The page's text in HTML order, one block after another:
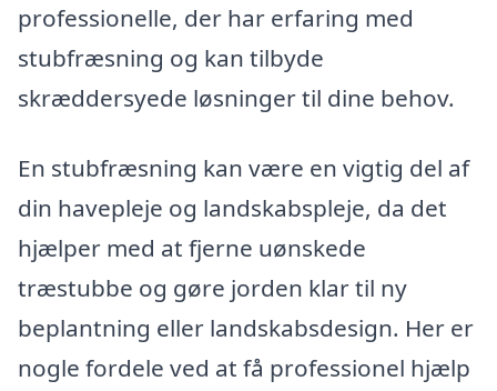
professionelle, der har erfaring med
stubfræsning og kan tilbyde
skræddersyede løsninger til dine behov.
En stubfræsning kan være en vigtig del af
din havepleje og landskabspleje, da det
hjælper med at fjerne uønskede
træstubbe og gøre jorden klar til ny
beplantning eller landskabsdesign. Her er
nogle fordele ved at få professionel hjælp